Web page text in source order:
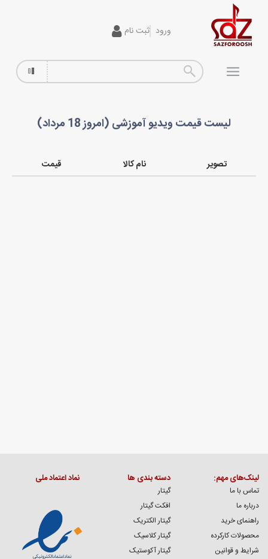
ورود ثبت نام
پیانو و کیبورد
لیست قیمت ویدیو آموزشی (امروز 18 مرداد)
تصویر نام کالا قیمت
لینک‌های مهم:
تماس با ما
درباره ما
راهنمای خرید
محصولات کارکرده
شرایط و قوانین
دسته بندی ها
گیتار
افکت گیتار
گیتار الکتریک
گیتار کلاسیک
گیتار آکوستیک
نماد اعتماد ملی